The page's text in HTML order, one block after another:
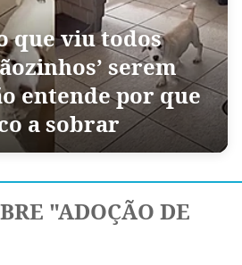
que viu todos
serem
entende por que
a sobrar
"ADOÇÃO DE